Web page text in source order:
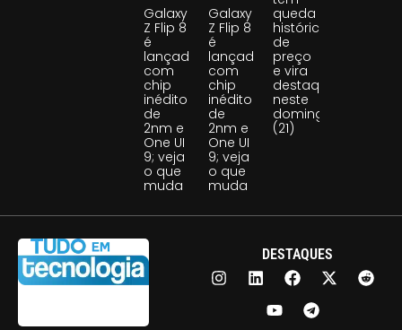
Galaxy
Z Flip 8
é
lançado
com
chip
inédito
de
2nm e
One UI
9; veja
o que
muda
Galaxy
Z Flip 8
é
lançado
com
chip
inédito
de
2nm e
One UI
9; veja
o que
muda
queda
histórica
de
preço
e vira
destaque
neste
domingo
(21)
DESTAQUES